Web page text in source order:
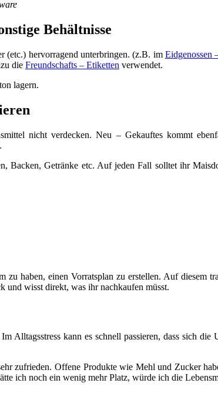
Behältnisse
(etc.) hervorragend unterbringen. (z.B. im Eidgenossen
die Freundschafts – Etiketten verwendet.
lagern.
nicht verdecken. Neu – Gekauftes kommt
Backen, Getränke etc. Auf jeden Fall solltet ihr
haben, einen Vorratsplan zu erstellen. Auf diesem
und wisst direkt, was ihr nachkaufen müsst.
Alltagsstress kann es schnell passieren, dass sich
zufrieden. Offene Produkte wie Mehl und Zucker
ich noch ein wenig mehr Platz, würde ich die